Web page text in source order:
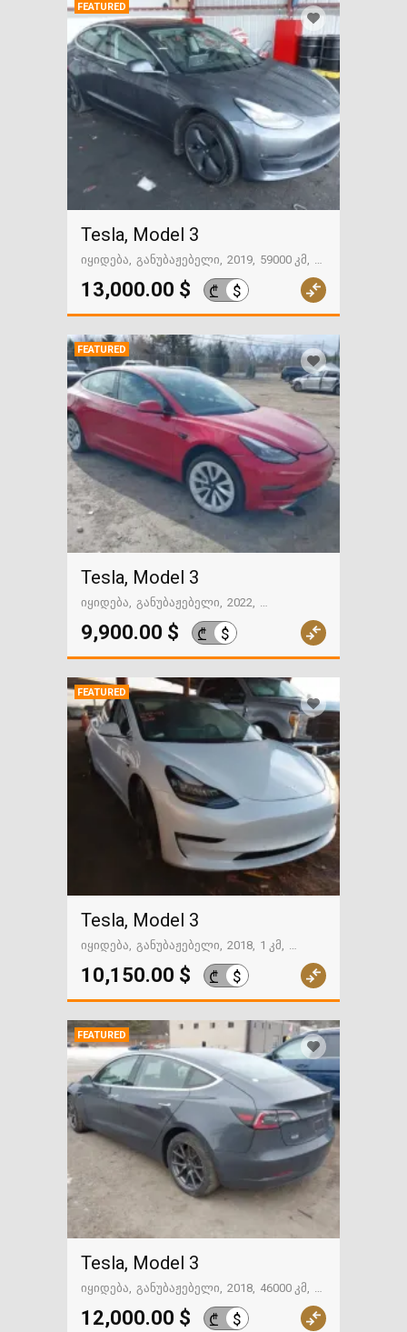
FEATURED
Tesla, Model 3
იყიდება განუბაჟებელი 2019 59000 კმ
გზაში. საქართველოსკენ
13,000.00 $ ₾ $
FEATURED
Tesla, Model 3
იყიდება განუბაჟებელი 2022
გზაში. საქართველოსკენ
9,900.00 $ ₾ $
FEATURED
Tesla, Model 3
იყიდება განუბაჟებელი 2018 1 კმ
გზაში. საქართველოსკენ
10,150.00 $ ₾ $
FEATURED
Tesla, Model 3
იყიდება განუბაჟებელი 2018 46000 კმ
გზაში. საქართველოსკენ
12,000.00 $ ₾ $